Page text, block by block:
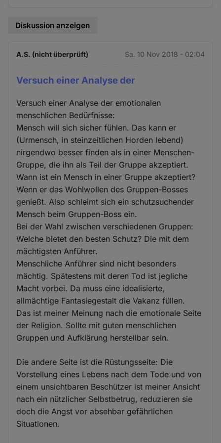
Diskussion anzeigen
A.S. (nicht überprüft) Sa. 10 Nov 2018 - 02:04
Versuch einer Analyse der
Versuch einer Analyse der emotionalen
menschlichen Bedürfnisse:
Mensch will sich sicher fühlen. Das kann er
(Urmensch, in steinzeitlichen Horden lebend)
nirgendwo besser finden als in einer Menschen-
Gruppe, die ihn als Teil der Gruppe akzeptiert.
Wann ist ein Mensch in einer Gruppe akzeptiert?
Wenn er das Wohlwollen des Gruppen-Bosses
genießt. Also schleimt sich ein schutzsuchender
Mensch beim Gruppen-Boss ein.
Bei der Wahl zwischen verschiedenen Gruppen:
Welche bietet den besten Schutz? Die mit dem
mächtigsten Anführer.
Menschliche Anführer sind nicht besonders
mächtig. Spätestens mit deren Tod ist jegliche
Macht vorbei. Da muss eine idealisierte,
allmächtige Fantasiegestalt die Vakanz füllen.
Das ist meiner Meinung nach die emotionale Seite
der Religion. Sollte mit guten menschlichen
Gruppen und Aufklärung herstellbar sein.
Die andere Seite ist die Rüstungsseite: Die
Vorstellung eines Lebens nach dem Tode und von
einem unsichtbaren Beschützer ist meiner Ansicht
nach ein nützlicher Selbstbetrug, reduzieren sie
doch die Angst vor absehbar gefährlichen
Situationen.